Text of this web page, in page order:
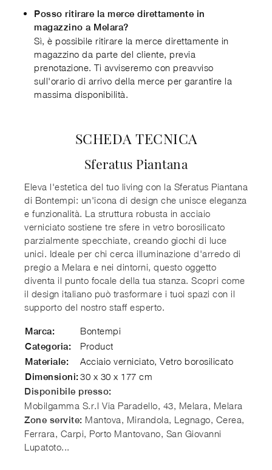
Posso ritirare la merce direttamente in
magazzino a Melara?
Sì, è possibile ritirare la merce direttamente in
magazzino da parte del cliente, previa
prenotazione. Ti avviseremo con preavviso
sull'orario di arrivo della merce per garantire la
massima disponibilità.
SCHEDA TECNICA
Sferatus Piantana
Eleva l'estetica del tuo living con la Sferatus Piantana
di Bontempi: un'icona di design che unisce eleganza
e funzionalità. La struttura robusta in acciaio
verniciato sostiene tre sfere in vetro borosilicato
parzialmente specchiate, creando giochi di luce
unici. Ideale per chi cerca illuminazione d'arredo di
pregio a Melara e nei dintorni, questo oggetto
diventa il punto focale della tua stanza. Scopri come
il design italiano può trasformare i tuoi spazi con il
supporto del nostro staff esperto.
Marca: Bontempi
Categoria: Product
Materiale: Acciaio verniciato, Vetro borosilicato
Dimensioni:30 x 30 x 177 cm
Disponibile presso:
Mobilgamma S.r.l Via Paradello, 43, Melara, Melara
Zone servite: Mantova, Mirandola, Legnago, Cerea,
Ferrara, Carpi, Porto Mantovano, San Giovanni
Lupatoto...